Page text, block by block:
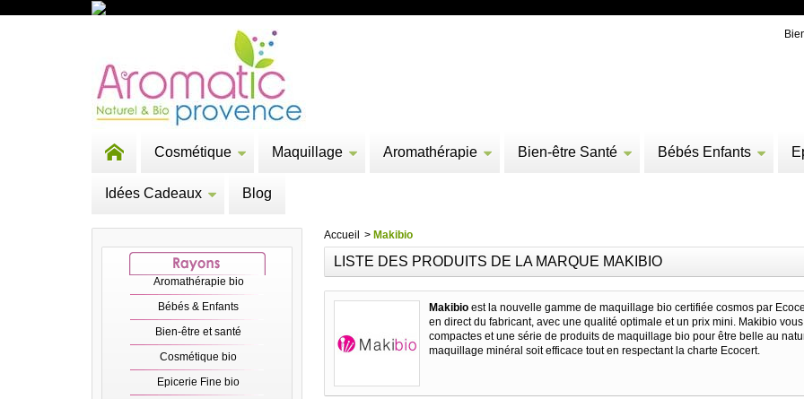
Cosmétique Maquillage Aromathérapie Bien-être Santé Bébés Enfants
Idées Cadeaux Blog
Aromathérapie bio
Bébés & Enfants
Bien-être et santé
Cosmétique bio
Epicerie Fine bio
Accueil > Makibio
LISTE DES PRODUITS DE LA MARQUE MAKIBIO
Makibio est la nouvelle gamme de maquillage bio certifiée cosmos par
en direct du fabricant, avec une qualité optimale et un prix mini. Makibio
compactes et une série de produits de maquillage bio pour être belle au
maquillage minéral soit efficace tout en respectant la charte Ecocert.